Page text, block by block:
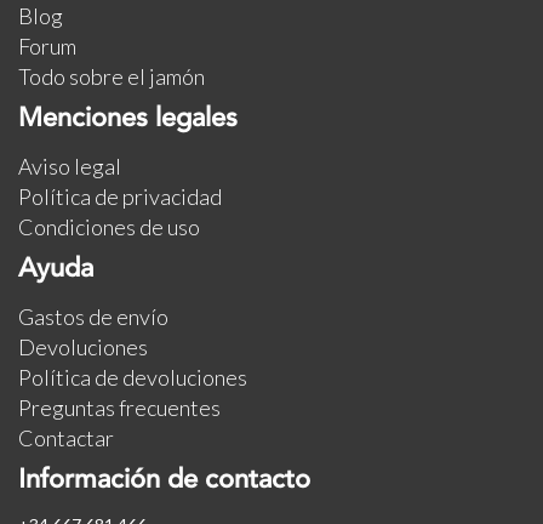
Blog
Forum
Todo sobre el jamón
Menciones legales
Aviso legal
Política de privacidad
Condiciones de uso
Ayuda
Gastos de envío
Devoluciones
Política de devoluciones
Preguntas frecuentes
Contactar
Información de contacto